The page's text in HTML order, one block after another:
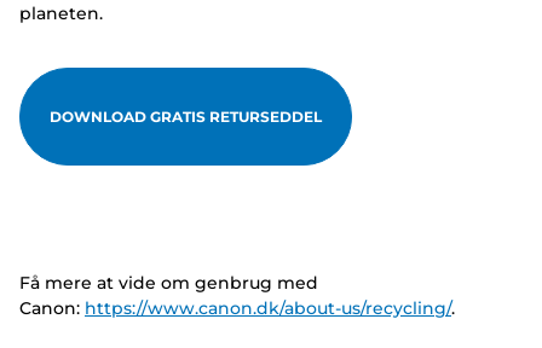
planeten.
DOWNLOAD GRATIS RETURSEDDEL
Få mere at vide om genbrug med
Canon: https://www.canon.dk/about-us/recycling/.